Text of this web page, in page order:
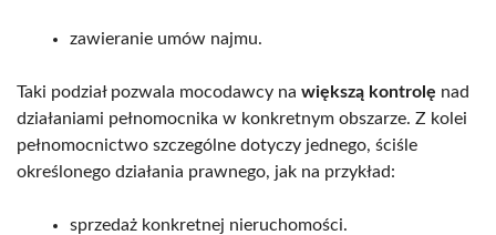
zawieranie umów najmu.
Taki podział pozwala mocodawcy na większą kontrolę nad
działaniami pełnomocnika w konkretnym obszarze. Z kolei
pełnomocnictwo szczególne dotyczy jednego, ściśle
określonego działania prawnego, jak na przykład:
sprzedaż konkretnej nieruchomości.